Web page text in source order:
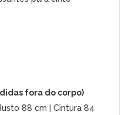
fora do corpo)
88 cm | Cintura 84